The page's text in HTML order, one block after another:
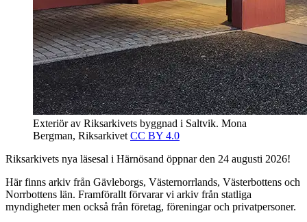
Exteriör av Riksarkivets byggnad i Saltvik. Mona
Bergman, Riksarkivet CC BY 4.0
Riksarkivets nya läsesal i Härnösand öppnar den 24 augusti 2026!
Här finns arkiv från Gävleborgs, Västernorrlands, Västerbottens och
Norrbottens län. Framförallt förvarar vi arkiv från statliga
myndigheter men också från företag, föreningar och privatpersoner.